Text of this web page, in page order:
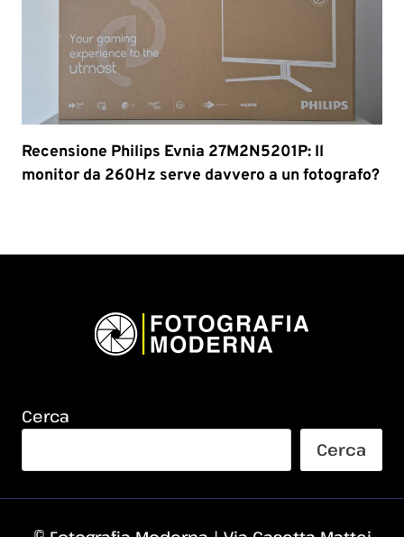
Recensione Philips Evnia 27M2N5201P: Il
monitor da 260Hz serve davvero a un fotografo?
Cerca
Cerca